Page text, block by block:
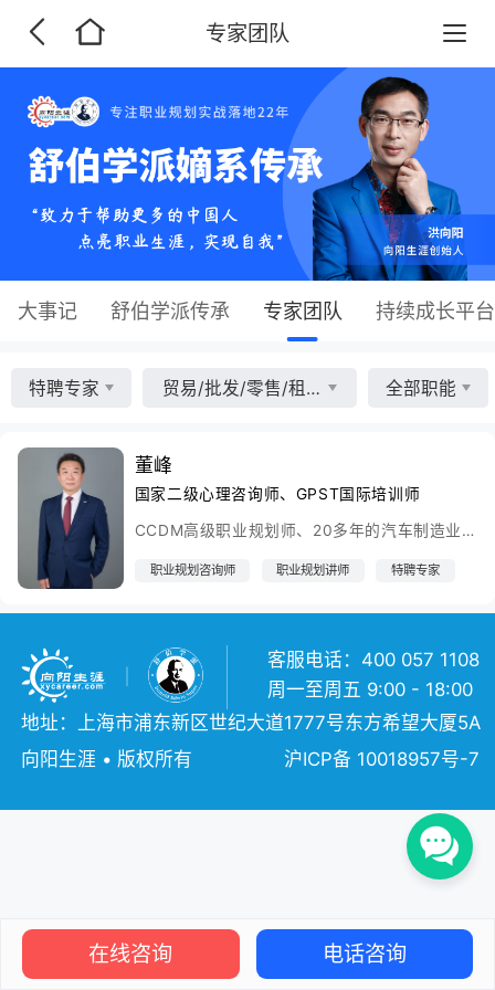
专家团队
大事记 舒伯学派传承 专家团队 持续成长平台
特聘专家 贸易/批发/零售/租赁业 全部职能
董峰
国家二级心理咨询师、GPST国际培训师
CCDM高级职业规划师、20多年的汽车制造业职场经历，曾就职于国内顶尖汽车集团公司，并在旗下的中美日合资企业担任过质量保证部经理、技术发展部经理等职。现就职于世界500强美资汽车零部件企业，担任供应质量与开发经理、公司成本改善经理等职。
职业规划咨询师 职业规划讲师 特聘专家
客服电话：400 057 1108
周一至周五 9:00 - 18:00
地址：上海市浦东新区世纪大道1777号东方希望大厦5A
向阳生涯 • 版权所有
沪ICP备 10018957号-7
在线咨询 电话咨询